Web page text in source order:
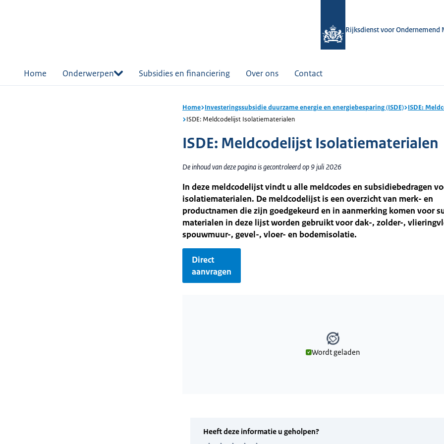
Rijksdienst voor Ondernemend
Home Onderwerpen Subsidies en financiering Over ons Contact
Home Investeringssubsidie duurzame energie en energiebesparing (ISDE) ISDE:
ISDE: Meldcodelijst Isolatiematerialen
ISDE: Meldcodelijst Isolatiematerialen
De inhoud van deze pagina is gecontroleerd op 9 juli 2026
In deze meldcodelijst vindt u alle meldcodes en subsidiebedragen
isolatiematerialen. De meldcodelijst is een overzicht van merk- en
productnamen die zijn goedgekeurd en in aanmerking komen voor
materialen in deze lijst worden gebruikt voor dak-, zolder-,
spouwmuur-, gevel-, vloer- en bodemisolatie.
Direct
aanvragen
Wordt geladen